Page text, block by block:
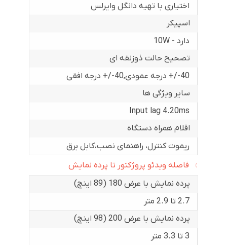
اختیاری با تهیه دانگل وایرلس
اسپیکر
دارد - 10W
تصحیح حالت ذوزنقه ای
40-/+ درجه عمودی
,40-/+ درجه افقی
سایر ویژگی ها
Input lag 4.20ms
اقلام همراه دستگاه
ریموت کنترل، راهنمای نصب،کابل برق
فاصله ویدئو پروژکتور تا پرده نمایش
پرده نمایش با عرض 180 (89 اینچ)
2.7 تا 2.9 متر
پرده نمایش با عرض 200 (98 اینچ)
3 تا 3.3 متر